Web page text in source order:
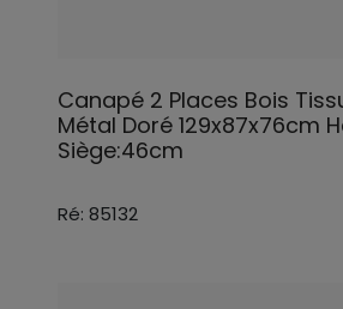
Canapé 2 Places Bois
Métal Doré 129x87x76cm
Siège:46cm
Ré: 85132